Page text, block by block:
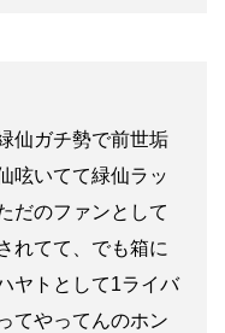
仙ガチ勢で前世垢
呟いてて緑仙ラッ
だのファンとして
れてて、でも箱に
ヤトとして1ライバ
てやってんのホン